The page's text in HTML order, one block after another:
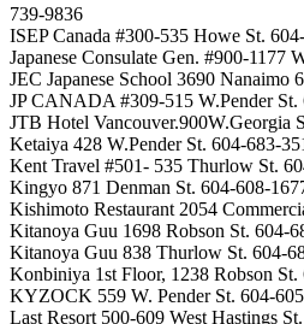
739-9836
ISEP Canada #300-535 Howe St.
Japanese Consulate Gen. #900-1177
JEC Japanese School 3690 Nanaimo
JP CANADA #309-515 W.Pender St.
JTB Hotel Vancouver.900W.Georgia
Ketaiya 428 W.Pender St. 604-683-
Kent Travel #501- 535 Thurlow St.
Kingyo 871 Denman St. 604-608-
Kishimoto Restaurant 2054
Kitanoya Guu 1698 Robson St. 604-
Kitanoya Guu 838 Thurlow St. 604-
Konbiniya 1st Floor, 1238 Robson St.
KYZOCK 559 W. Pender St. 604-
Last Resort 500-609 West Hastings